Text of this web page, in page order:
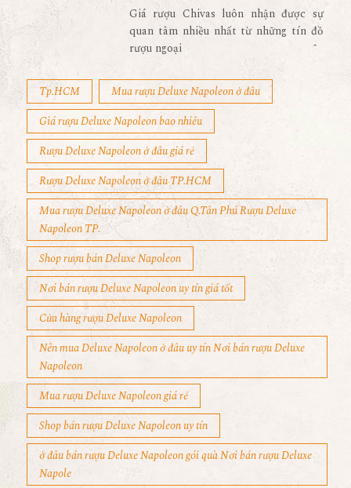
Giá rượu Chivas luôn nhận được sự
quan tâm nhiều nhất từ những tín đồ
rượu ngoại
Tp.HCM
Mua rượu Deluxe Napoleon ở đâu
Giá rượu Deluxe Napoleon bao nhiêu
Rượu Deluxe Napoleon ở đâu giá rẻ
Rượu Deluxe Napoleon ở đâu TP.HCM
Mua rượu Deluxe Napoleon ở đâu Q.Tân Phú Rượu Deluxe
Napoleon TP.
Shop rượu bán Deluxe Napoleon
Nơi bán rượu Deluxe Napoleon uy tín giá tốt
Cửa hàng rượu Deluxe Napoleon
Nên mua Deluxe Napoleon ở đâu uy tín Nơi bán rượu Deluxe
Napoleon
Mua rượu Deluxe Napoleon giá rẻ
Shop bán rượu Deluxe Napoleon uy tín
ở đâu bán rượu Deluxe Napoleon gói quà Nơi bán rượu Deluxe
Napole